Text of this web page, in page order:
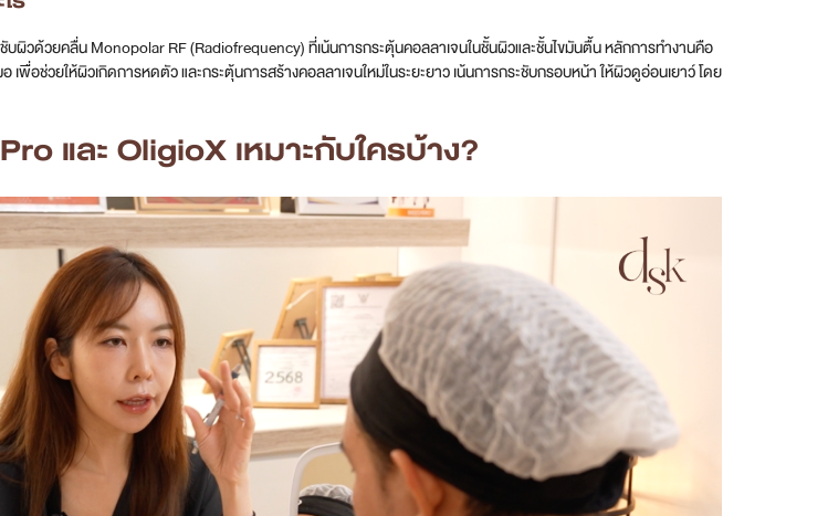
ชับผิวด้วยคลื่น Monopolar RF (Radiofrequency) ที่เน้นการกระตุ้นคอลลาเจนในชั้นผิวและชั้นไขมันตื้น หลักการทำงานคือ
พื่อช่วยให้ผิวเกิดการหดตัว และกระตุ้นการสร้างคอลลาเจนใหม่ในระยะยาว เน้นการกระชับกรอบหน้า ให้ผิวดูอ่อนเยาว์ โดย
และ OligioX เหมาะกับใครบ้าง?